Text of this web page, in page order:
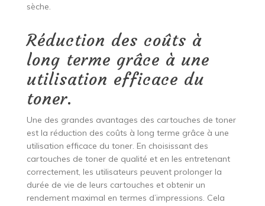
sèche.
Réduction des coûts à
long terme grâce à une
utilisation efficace du
toner.
Une des grandes avantages des cartouches de toner
est la réduction des coûts à long terme grâce à une
utilisation efficace du toner. En choisissant des
cartouches de toner de qualité et en les entretenant
correctement, les utilisateurs peuvent prolonger la
durée de vie de leurs cartouches et obtenir un
rendement maximal en termes d’impressions. Cela